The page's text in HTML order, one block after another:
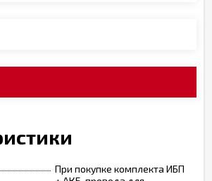
При покупке комплекта ИБП